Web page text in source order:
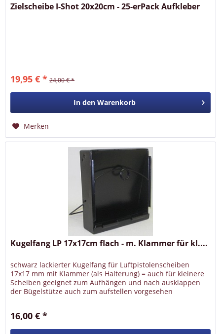
Zielscheibe I-Shot 20x20cm - 25-erPack Aufkleber
19,95 € * 24,00 € *
In den Warenkorb
Merken
Kugelfang LP 17x17cm flach - m. Klammer für kl....
schwarz lackierter Kugelfang für Luftpistolenscheiben
17x17 mm mit Klammer (als Halterung) = auch für kleinere
Scheiben geeignet zum Aufhängen und nach ausklappen
der Bügelstütze auch zum aufstellen vorgesehen
16,00 € *